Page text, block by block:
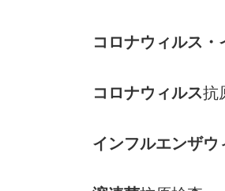
コロナウィルス
コロナウィルス抗
インフルエンザウ